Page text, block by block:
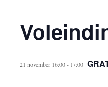
21 november 16:00- 17:00